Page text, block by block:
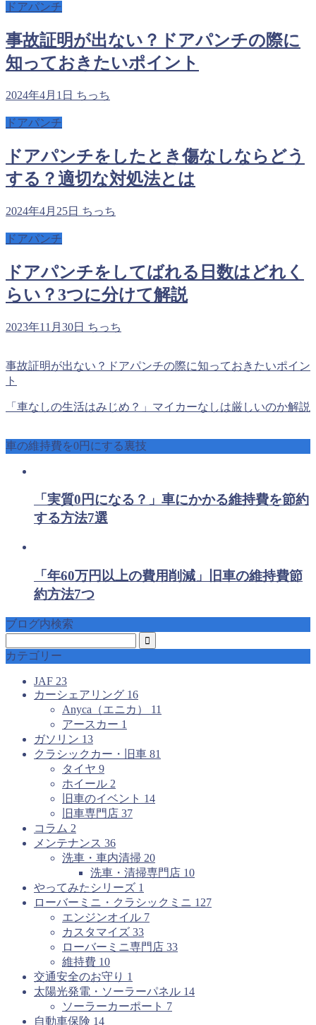
ドアパンチ
事故証明が出ない？ドアパンチの際に
知っておきたいポイント
2024年4月1日 ちっち
ドアパンチ
ドアパンチをしたとき傷なしならどう
する？適切な対処法とは
2024年4月25日 ちっち
ドアパンチ
ドアパンチをしてばれる日数はどれく
らい？3つに分けて解説
2023年11月30日 ちっち
事故証明が出ない？ドアパンチの際に知っておきたいポイン
ト
「車なしの生活はみじめ？」マイカーなしは厳しいのか解説
車の維持費を0円にする裏技
「実質0円になる？」車にかかる維持費を節約
する方法7選
「年60万円以上の費用削減」旧車の維持費節
約方法7つ
ブログ内検索
カテゴリー
JAF 23
カーシェアリング 16
Anyca（エニカ） 11
アースカー 1
ガソリン 13
クラシックカー・旧車 81
タイヤ 9
ホイール 2
旧車のイベント 14
旧車専門店 37
コラム 2
メンテナンス 36
洗車・車内清掃 20
洗車・清掃専門店 10
やってみたシリーズ 1
ローバーミニ・クラシックミニ 127
エンジンオイル 7
カスタマイズ 33
ローバーミニ専門店 33
維持費 10
交通安全のお守り 1
太陽光発電・ソーラーパネル 14
ソーラーカーポート 7
自動車保険 14